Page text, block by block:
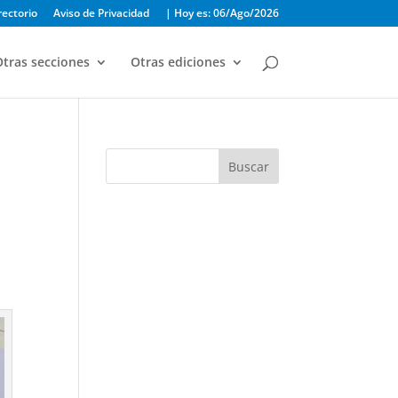
Aviso de Privacidad | Hoy es: 06/Ago/2026
secciones Otras ediciones
Buscar